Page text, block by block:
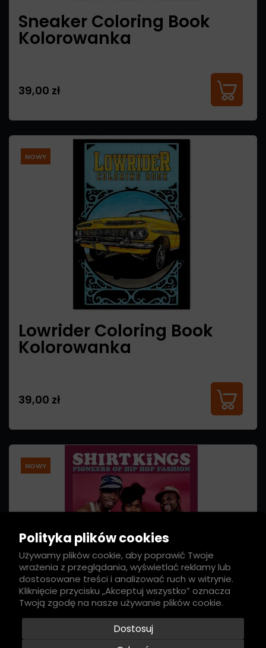
Sneaker Coloring Book
Kolorowanka
39,00 zł
Lowrider Coloring Book
Kolorowanka
39,00 zł
NOWY
Shirt Kings
NOWY
Polityka plików cookies
Używamy plików cookie, aby poprawić Twoje
wrażenia z przeglądania, wyświetlać reklamy lub
dostosowane treści i analizować ruch w witrynie.
Kliknięcie przycisku „Akceptuj wszystko” oznacza
Twoją zgodę na nasze używanie plików cookie.
Dostosuj